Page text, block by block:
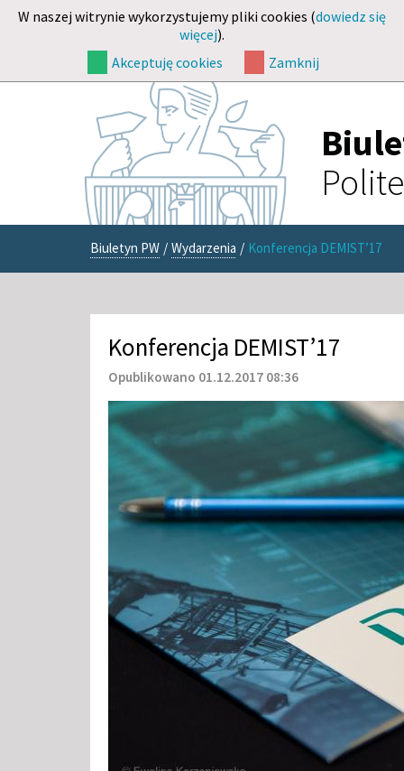
W naszej witrynie wykorzystujemy pliki cookies (dowiedz się
więcej).
Akceptuję cookies
Zamknij
Biuletyn PW / Wydarzenia / Konferencja DEMIST’17
Konferencja DEMIST’17
Opublikowano 01.12.2017 08:36